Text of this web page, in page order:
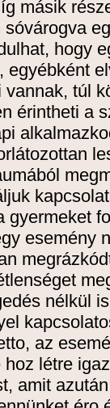
másik
sóvárogva
hogy
egyébként
vannak, túl
érintheti a
gyermeket
esemény
nélkül
az
hoz létre
amit